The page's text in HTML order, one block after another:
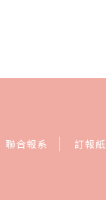
聯合報系 訂報紙